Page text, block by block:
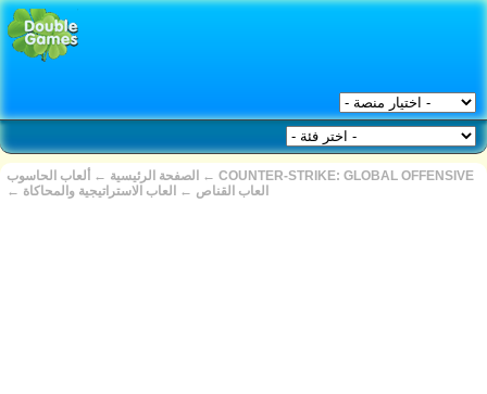
الصفحة الرئيسية ← ألعاب الحاسوب ← COUNTER-STRIKE: GLOBAL OFFENSIVE
←
العاب القناص ← العاب الاستراتيجية والمحاكاة